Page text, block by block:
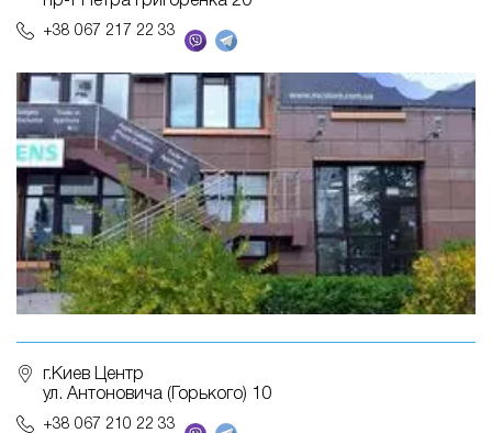
+38 067 217 22 33
г.Киев Центр
ул. Антоновича (Горького) 10
+38 067 210 22 33